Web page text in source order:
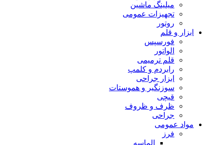
میلینگ ماشین
تجهیزات عمومی
روتور
ابزار و قلم
فورسپس
الواتور
قلم ترمیمی
رابردم و کلمپ
ابزار جراحی
سوزنگیر و هموستات
قیچی
ظرف و ظروف
جراحی
مواد عمومی
فرز
الماسه